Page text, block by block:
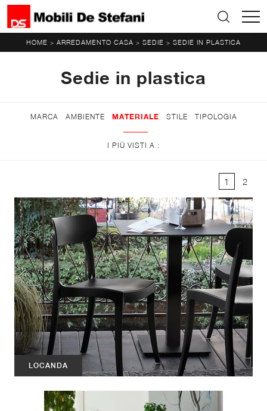
HOME > ARREDAMENTO CASA > SEDIE > SEDIE IN PLASTICA
Sedie in plastica
MARCA AMBIENTE MATERIALE STILE TIPOLOGIA
I PIÙ VISTI A :
1 2
LOCANDA